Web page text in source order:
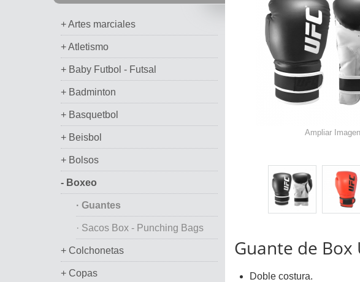
+ Artes marciales
+ Atletismo
+ Baby Futbol - Futsal
+ Badminton
+ Basquetbol
+ Beisbol
+ Bolsos
- Boxeo
· Guantes
· Sacos Box - Punching Bags
+ Colchonetas
+ Copas
Ampliar Imagen
Guante de Box
Doble costura.